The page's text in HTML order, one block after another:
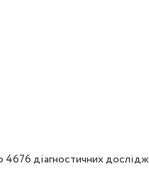
4676 діагностичних